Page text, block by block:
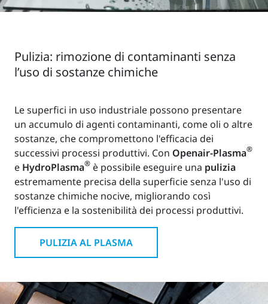
Pulizia: rimozione di contaminanti senza
l’uso di sostanze chimiche
Le superfici in uso industriale possono presentare
un accumulo di agenti contaminanti, come oli o altre
sostanze, che compromettono l'efficacia dei
successivi processi produttivi. Con Openair-Plasma®
e HydroPlasma® è possibile eseguire una pulizia
estremamente precisa della superficie senza l'uso di
sostanze chimiche nocive, migliorando così
l'efficienza e la sostenibilità dei processi produttivi.
PULIZIA AL PLASMA